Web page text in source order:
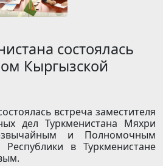
состоялась
Кыргызской
встреча заместителя
дел Туркменистана Мяхри
и Полномочным
в Туркменистане